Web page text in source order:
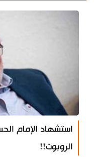
استشهاد الإمام
الروبوت!!